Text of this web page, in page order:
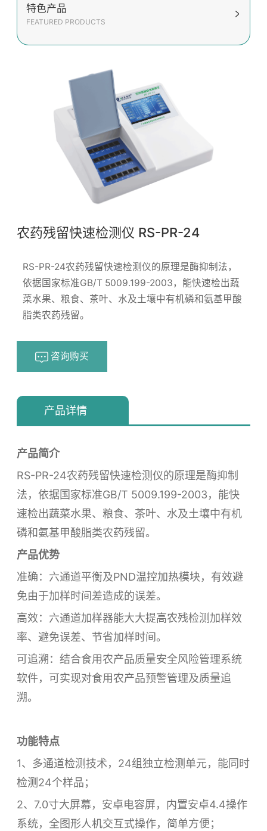
特色产品
FEATURED PRODUCTS
农药残留快速检测仪 RS-PR-24
RS-PR-24农药残留快速检测仪的原理是酶抑制法，
依据国家标准GB/T 5009.199-2003，能快速检出蔬
菜水果、粮食、茶叶、水及土壤中有机磷和氨基甲酸
脂类农药残留。
咨询购买
产品详情
产品简介
RS-PR-24农药残留快速检测仪的原理是酶抑制
法，依据国家标准GB/T 5009.199-2003，能快
速检出蔬菜水果、粮食、茶叶、水及土壤中有机
磷和氨基甲酸脂类农药残留。
产品优势
准确：六通道平衡及PND温控加热模块，有效避
免由于加样时间差造成的误差。
高效：六通道加样器能大大提高农残检测加样效
率、避免误差、节省加样时间。
可追溯：结合食用农产品质量安全风险管理系统
软件，可实现对食用农产品预警管理及质量追
溯。
功能特点
1、多通道检测技术，24组独立检测单元，能同时
检测24个样品；
2、7.0寸大屏幕，安卓电容屏，内置安卓4.4操作
系统，全图形人机交互式操作，简单方便；